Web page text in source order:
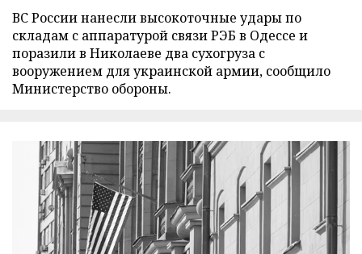
ВС России нанесли высокоточные удары по
складам с аппаратурой связи РЭБ в Одессе и
поразили в Николаеве два сухогруза с
вооружением для украинской армии, сообщило
Министерство обороны.